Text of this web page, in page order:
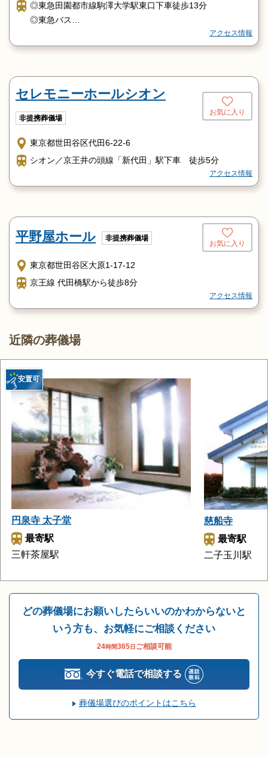
◎東急田園都市線駒澤大学駅東口下車徒歩13分
◎東急バス
1.JR渋谷駅西ロターミナル32系統22番のりば野沢龍雲寺循
環バス→
2.東横線、日比谷線の中目黒駅発野沢龍雲寺行循環バス→
野沢龍雲寺下車
3.東横線の学芸大学で下車し、五反田駅発世田谷区民会館
行→
4.井の頭線、新代田駅より大森駅行→野沢銀座下車
◎小田急バス 小田急線下北沢駅前発駒沢陸橋行→
野沢銀座下車
アクセス情報
セレモニーホールシオン
非提携葬儀場
お気に入り
東京都世田谷区代田6-22-6
シオン／京王井の頭線「新代田」駅下車 徒歩5分
アクセス情報
平野屋ホール 非提携葬儀場
お気に入り
東京都世田谷区大原1-17-12
京王線 代田橋駅から徒歩8分
アクセス情報
近隣の葬儀場
円泉寺 太子堂
最寄駅
三軒茶屋駅
安置可
慈船寺
最寄駅
二子玉川駅
どの葬儀場にお願いしたらいいのかわからないと
いう方も、お気軽にご相談ください
24時間365日 ご相談可能
今すぐ電話で相談する
葬儀場選びのポイントはこちら